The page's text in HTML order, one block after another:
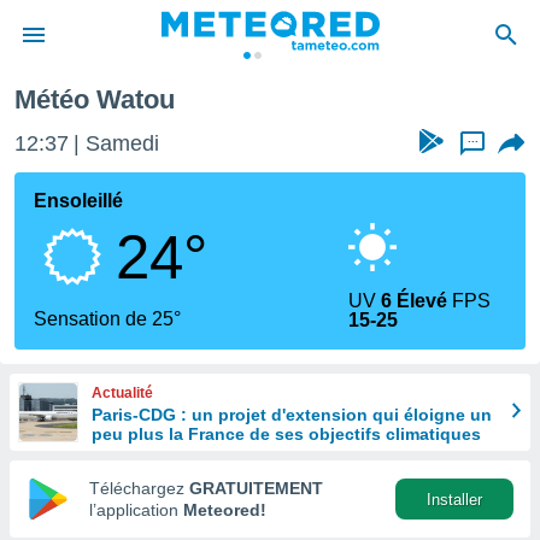
de
en
Météo Watou
12:37 Samedi ...
Ensoleillé
24°
Sensation de 25°
UV6 Élevé FPS
15-25
Actualité
Paris-CDG : un projet d'extension qui éloigne un
peu plus la France de ses objectifs climatiques
Téléchargez GRATUITEMENT
l’application Meteored!
Installer